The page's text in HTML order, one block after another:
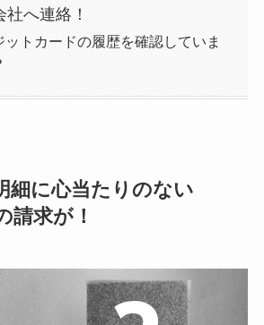
へ連絡！
ットカードの履歴を確認していま
細に心当たりのない
請求が！